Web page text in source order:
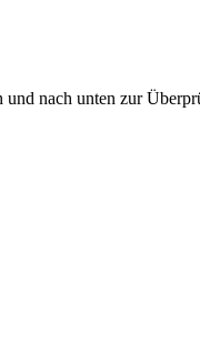
nach unten zur